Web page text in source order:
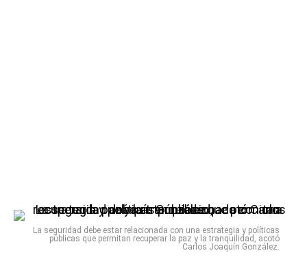
La seguridad debe estar relacionada con una estrategia y políticas
públicas que permitan recuperar la paz y la tranquilidad, acotó
Carlos Joaquín González.